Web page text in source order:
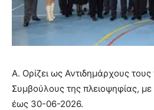
Α. Ορίζει ως Αντιδημάρχους
Συμβούλους της πλειοψηφίας,
έως 30-06-2026.